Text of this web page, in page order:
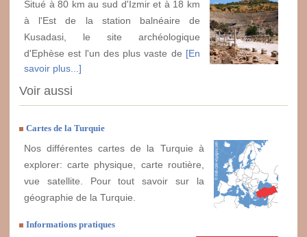
Situé à 80 km au sud d'Izmir et à 18 km
à l'Est de la station balnéaire de
Kusadasi, le site archéologique
d'Ephèse est l'un des plus vaste de [En
savoir plus...]
Voir aussi
Cartes de la Turquie
Nos différentes cartes de la Turquie à
explorer: carte physique, carte routière,
vue satellite. Pour tout savoir sur la
géographie de la Turquie.
Informations pratiques